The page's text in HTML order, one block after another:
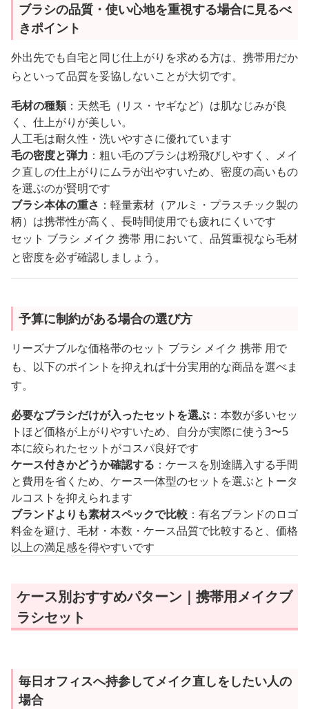
ブラシの品質・使い心地を重視する場合に見るべ
きポイント
外出先でも自宅と同じ仕上がりを求める方は、携帯用だか
らといって品質を妥協しないことが大切です。
毛材の種類：天然毛（リス・ヤギなど）は肌なじみが良
く、仕上がりが美しい。
人工毛は耐久性・洗いやすさに優れています
毛の密度と弾力 ：粗い毛のブラシは粉飛びしやすく、メイ
ク直しの仕上がりにムラが出やすいため、密度の高いもの
を選ぶのが賢明です
ブラシ本体の重さ ：軽量素材（アルミ・プラスチック製の
柄）は携帯性が高く、長時間使用でも疲れにくいです
セット ブラシ メイク 携帯 用において、品質重視なら毛材
と密度を必ず確認しましょう。
予算に制約がある場合の選び方
リーズナブルな価格帯のセット ブラシ メイク 携帯 用で
も、以下のポイントを抑えれば十分実用的な商品を選べま
す。
必要なブラシだけが入ったセットを選ぶ ：本数が多いセッ
トほど価格が上がりやすいため、自分が実際に使う3〜5
本に絞られたセットがコスパ良好です
ケース付きかどうか確認する ：ケースを別途購入する手間
と費用を省くため、ケース一体型のセットを選ぶとトータ
ルコストを抑えられます
ブランドよりも素材スペックで比較 ：有名ブランドのロゴ
料金を避け、毛材・本数・ケース品質で比較すると、価格
以上の満足感を得やすいです
ケース別おすすめパターン｜携帯用メイクブ
ラシセット
毎日オフィスへ持参してメイク直しをしたい人の
場合